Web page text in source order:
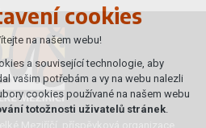
cookies
na našem webu!
a související technologie, aby
vašim potřebám a vy na webu nalezli
cookies používané na našem webu
totožnosti uživatelů stránek.